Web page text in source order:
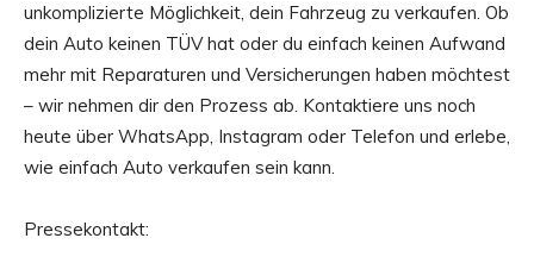
unkomplizierte Möglichkeit, dein Fahrzeug zu verkaufen. Ob
dein Auto keinen TÜV hat oder du einfach keinen Aufwand
mehr mit Reparaturen und Versicherungen haben möchtest
– wir nehmen dir den Prozess ab. Kontaktiere uns noch
heute über WhatsApp, Instagram oder Telefon und erlebe,
wie einfach Auto verkaufen sein kann.
Pressekontakt: